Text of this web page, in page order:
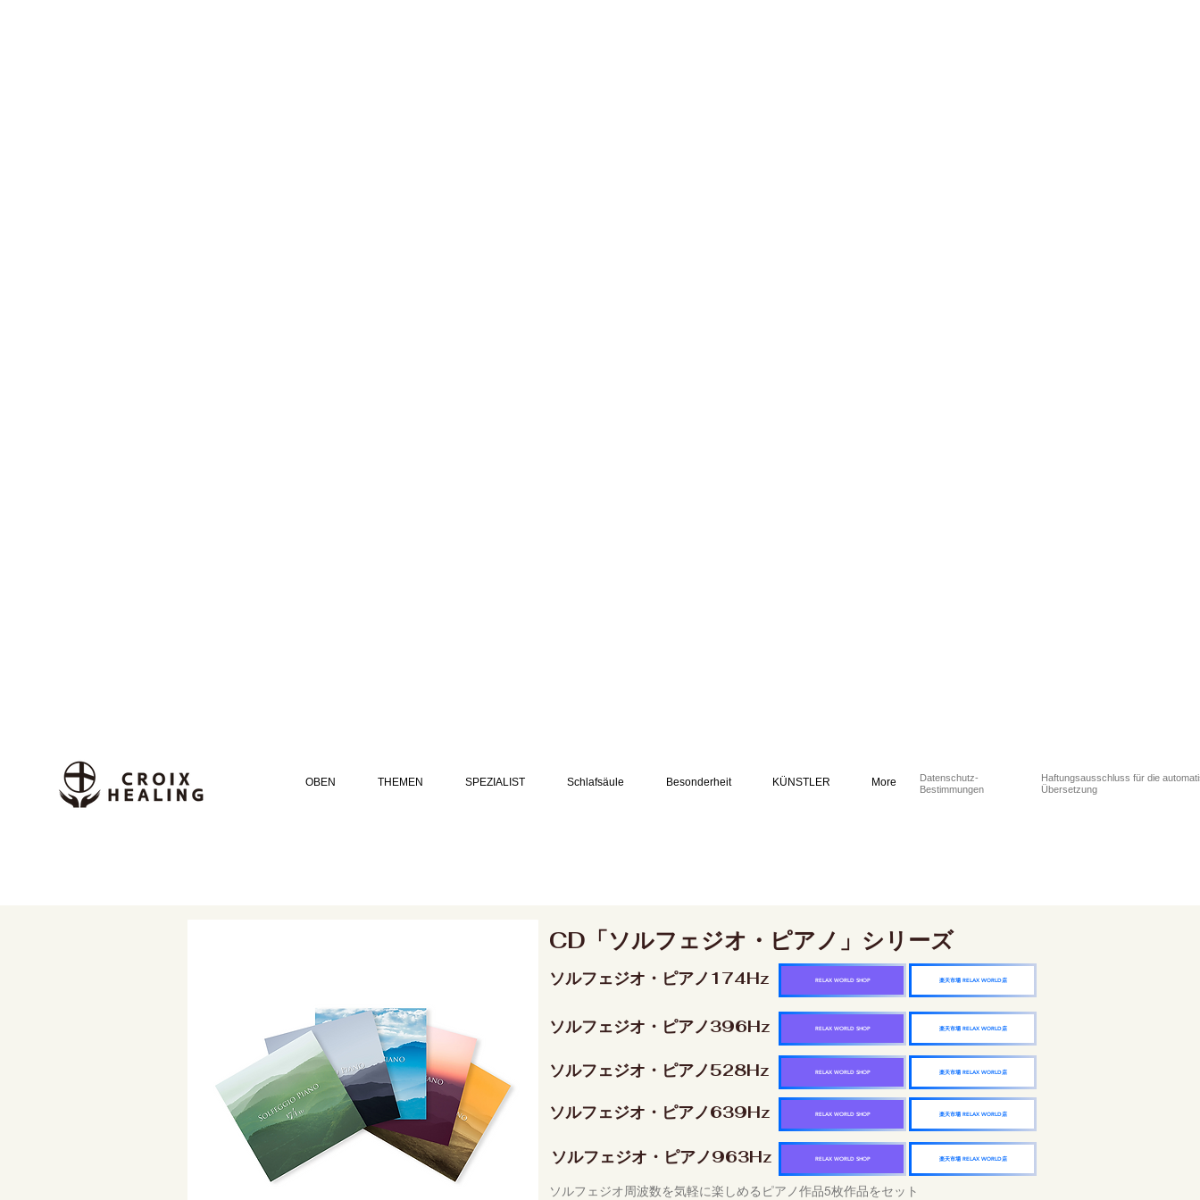
OBEN THEMEN SPEZIALIST Schlafsäule Besonderheit KÜNSTLER More
Datenschutz-
Bestimmungen
Haftungsausschluss für die
Übersetzung
CD「ソルフェジオ・ピアノ」シリーズ
ソルフェジオ・ピアノ174Hz 楽天市場 RELAX WORLD店
RELAX WORLD SHOP
ソルフェジオ・ピアノ396Hz 楽天市場 RELAX WORLD店
RELAX WORLD SHOP
ソルフェジオ・ピアノ528Hz 楽天市場 RELAX WORLD店
RELAX WORLD SHOP
ソルフェジオ・ピアノ639Hz 楽天市場 RELAX WORLD店
RELAX WORLD SHOP
ソルフェジオ・ピアノ963Hz 楽天市場 RELAX WORLD店
RELAX WORLD SHOP
ソルフェジオ周波数を気軽に楽しめるピアノ作品5枚作品をセット